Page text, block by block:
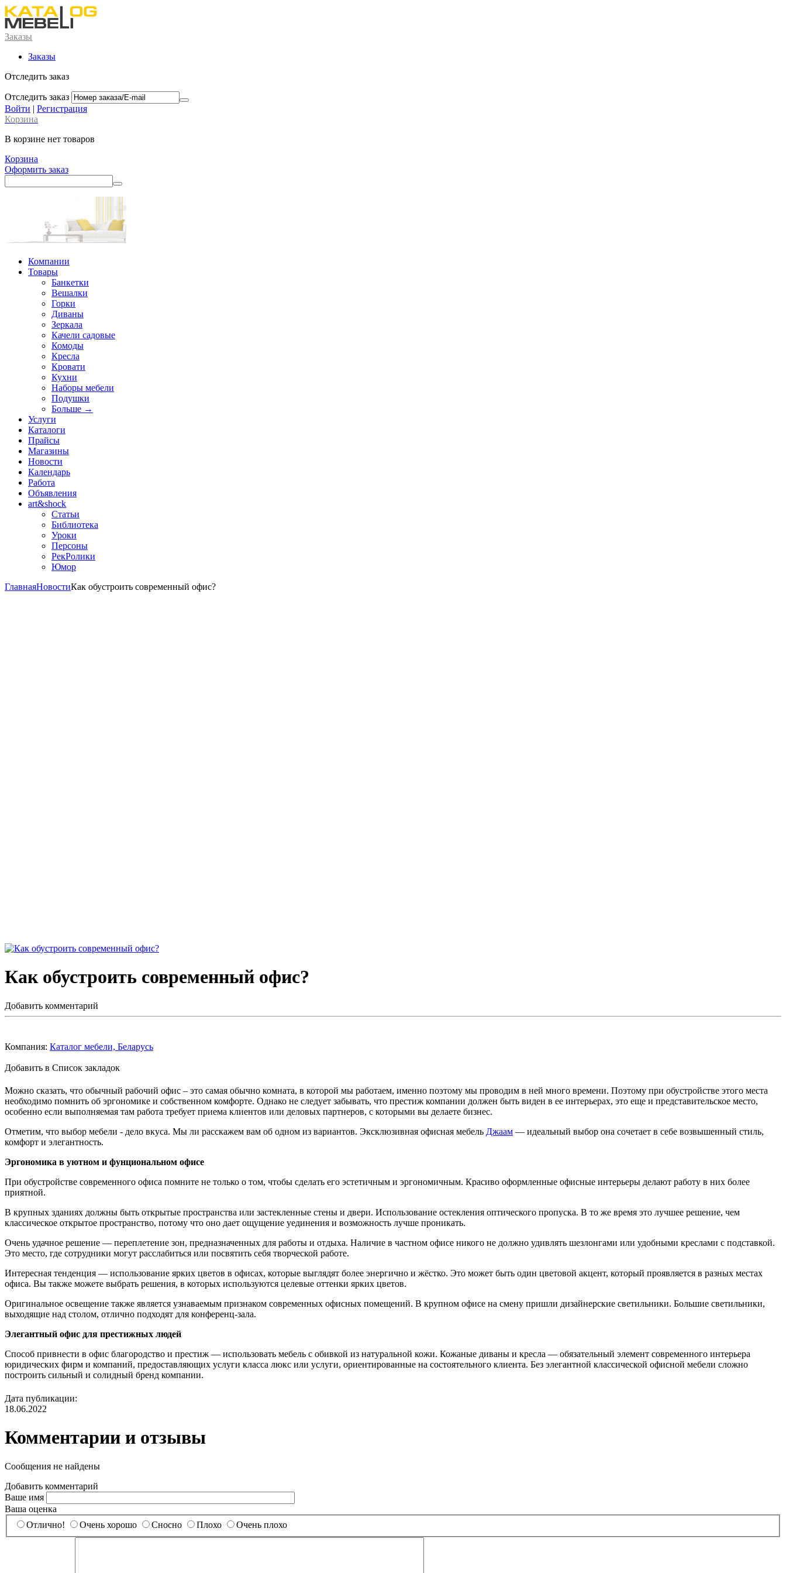
Заказы
Заказы
Отследить заказ
Отследить заказ
Войти | Регистрация
Корзина
В корзине нет товаров
Корзина
Оформить заказ
Компании
Товары
Банкетки
Вешалки
Горки
Диваны
Зеркала
Качели садовые
Комоды
Кресла
Кровати
Кухни
Наборы мебели
Подушки
Больше →
Услуги
Каталоги
Прайсы
Магазины
Новости
Календарь
Работа
Объявления
art&shock
Статьи
Библиотека
Уроки
Персоны
РекРолики
Юмор
ГлавнаяНовостиКак обустроить современный офис?
Как обустроить современный офис?
Добавить комментарий
Компания: Каталог мебели, Беларусь
Добавить в Список закладок
Можно сказать, что обычный рабочий офис – это самая обычно комната, в которой мы работаем, именно поэтому мы проводим в ней много времени. Поэтому при обустройстве этого места
необходимо помнить об эргономике и собственном комфорте. Однако не следует забывать, что престиж компании должен быть виден в ее интерьерах, это еще и представительское место,
особенно если выполняемая там работа требует приема клиентов или деловых партнеров, с которыми вы делаете бизнес.
Отметим, что выбор мебели - дело вкуса. Мы ли расскажем вам об одном из вариантов. Эксклюзивная офисная мебель Джаам — идеальный выбор она сочетает в себе возвышенный стиль,
комфорт и элегантность.
Эргономика в уютном и фунциональном офисе
При обустройстве современного офиса помните не только о том, чтобы сделать его эстетичным и эргономичным. Красиво оформленные офисные интерьеры делают работу в них более
приятной.
В крупных зданиях должны быть открытые пространства или застекленные стены и двери. Использование остекления оптического пропуска. В то же время это лучшее решение, чем
классическое открытое пространство, потому что оно дает ощущение уединения и возможность лучше проникать.
Очень удачное решение — переплетение зон, предназначенных для работы и отдыха. Наличие в частном офисе никого не должно удивлять шезлонгами или удобными креслами с подставкой.
Это место, где сотрудники могут расслабиться или посвятить себя творческой работе.
Интересная тенденция — использование ярких цветов в офисах, которые выглядят более энергично и жёстко. Это может быть один цветовой акцент, который проявляется в разных местах
офиса. Вы также можете выбрать решения, в которых используются целевые оттенки ярких цветов.
Оригинальное освещение также является узнаваемым признаком современных офисных помещений. В крупном офисе на смену пришли дизайнерские светильники. Большие светильники,
выходящие над столом, отлично подходят для конференц-зала.
Элегантный офис для престижных людей
Способ привнести в офис благородство и престиж — использовать мебель с обивкой из натуральной кожи. Кожаные диваны и кресла — обязательный элемент современного интерьера
юридических фирм и компаний, предоставляющих услуги класса люкс или услуги, ориентированные на состоятельного клиента. Без элегантной классической офисной мебели сложно
построить сильный и солидный бренд компании.
Дата публикации:
18.06.2022
Комментарии и отзывы
Сообщения не найдены
Добавить комментарий
Ваше имя
Ваша оценка
Отлично!
Очень хорошо Сносно Плохо Очень плохо